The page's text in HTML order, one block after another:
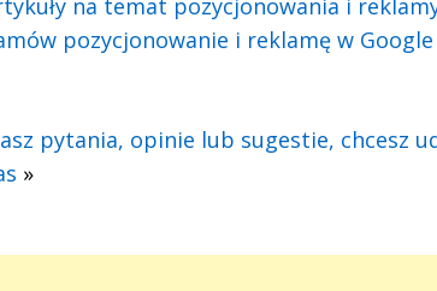
na temat pozycjonowania i
pozycjonowanie i reklamę w
pytania, opinie lub sugestie, chcesz
»